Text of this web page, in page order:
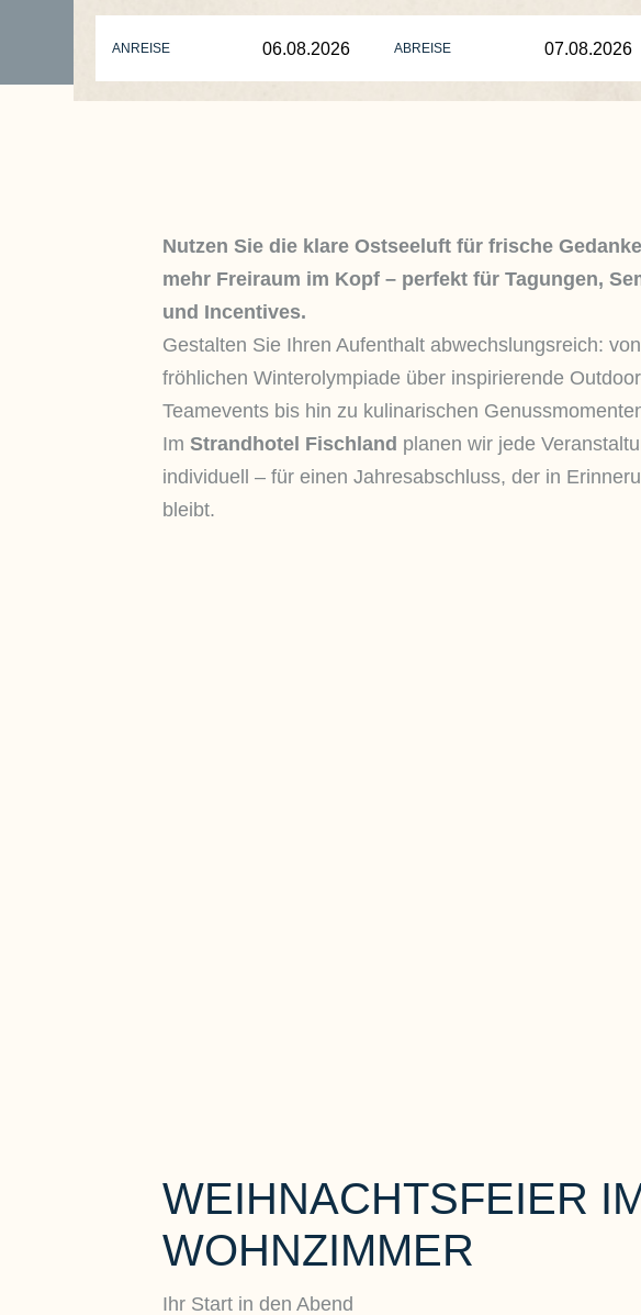
ANREISE ABREISE
Nutzen Sie die klare Ostseeluft für frische
mehr Freiraum im Kopf – perfekt für Tagungen,
und Incentives.
Gestalten Sie Ihren Aufenthalt abwechslungsreich:
fröhlichen Winterolympiade über inspirierende
Teamevents bis hin zu kulinarischen
Im Strandhotel Fischland planen wir jede
individuell – für einen Jahresabschluss, der in
bleibt.
WEIHNACHTSFEIER
WOHNZIMMER
Ihr Start in den Abend